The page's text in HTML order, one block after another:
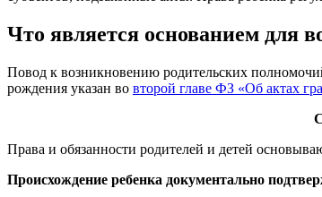
Что является основанием для
Повод к возникновению родительских
рождения указан во второй главе ФЗ «Об актах
Права и обязанности родителей и детей
Происхождение ребенка документально